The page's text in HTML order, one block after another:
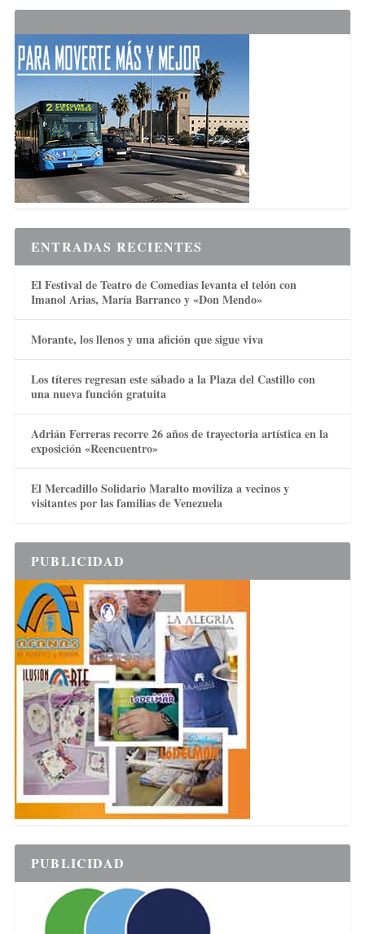
ENTRADAS RECIENTES
El Festival de Teatro de Comedias levanta el telón con
Imanol Arias, María Barranco y «Don Mendo»
Morante, los llenos y una afición que sigue viva
Los títeres regresan este sábado a la Plaza del Castillo con
una nueva función gratuita
Adrián Ferreras recorre 26 años de trayectoria artística en la
exposición «Reencuentro»
El Mercadillo Solidario Maralto moviliza a vecinos y
visitantes por las familias de Venezuela
PUBLICIDAD
PUBLICIDAD